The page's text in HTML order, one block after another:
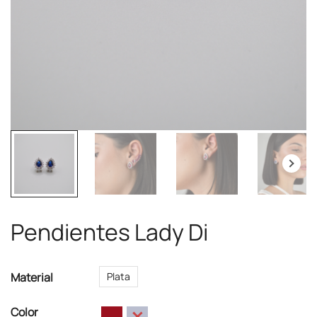
Pendientes Lady Di
Material Plata
Color